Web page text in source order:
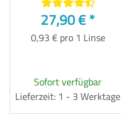
27,90 €*
0,93 € pro 1 Linse
Sofort verfügbar
Lieferzeit: 1 - 3 Werktage